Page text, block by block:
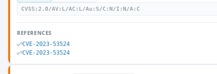
CVSS:2.0/AV:L/AC:L/Au:S/C:N/I:N/A:C
REFERENCES
CVE-2023-53524
CVE-2023-53524